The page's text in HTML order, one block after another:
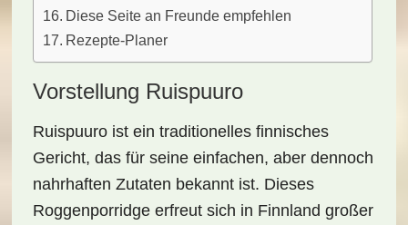
Diese Seite an Freunde empfehlen
Rezepte-Planer
Vorstellung Ruispuuro
Ruispuuroist ein traditionelles finnisches
Gericht, das für seine einfachen, aber dennoch
nahrhaften Zutaten bekannt ist. Dieses
Roggenporridgeerfreut sich in Finnland großer